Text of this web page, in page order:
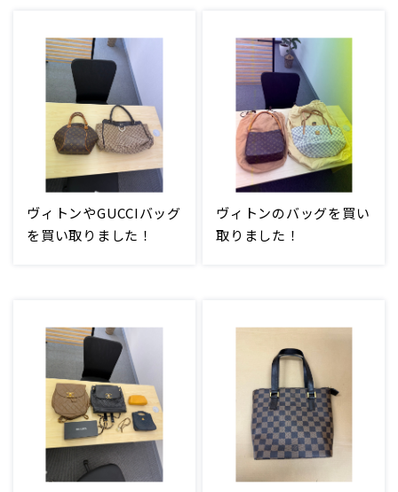
ヴィトンやGUCCIバッグ
を買い取りました！
ヴィトンのバッグを買い
取りました！